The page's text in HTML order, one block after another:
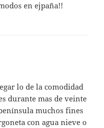
en ejpaña!!
lo de la comodidad
durante mas de veinte
muchos fines
con agua nieve o